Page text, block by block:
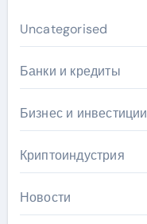
Uncategorised
Банки и кредиты
Бизнес и инвестиции
Криптоиндустрия
Новости